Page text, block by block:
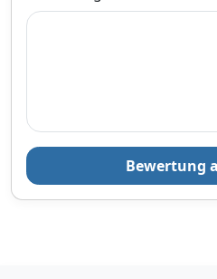
Versandfertig in 3-4
72,24€
Bewertung